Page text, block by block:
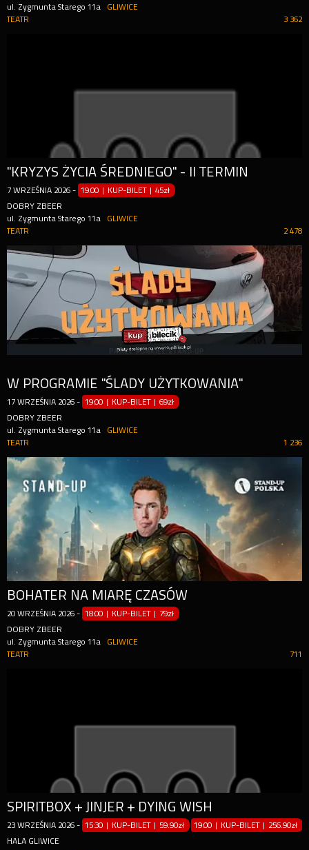
ul. Zygmunta Starego 11a
GLIWICE
3 362
TEATR
"KRYZYS ŻYCIA ŚREDNIEGO" - II TERMIN
7 WRZEŚNIA 2026 - 19:00 | KUP-BILET |45zł
DOBRY ZBEER
ul. Zygmunta Starego 11a
GLIWICE
2 478
TEATR
W PROGRAMIE "ŚLADY UŻYTKOWANIA"
17 WRZEŚNIA 2026 - 19:00 | KUP-BILET |69zł
DOBRY ZBEER
ul. Zygmunta Starego 11a
GLIWICE
1 236
TEATR
BOHATER NA MIARĘ CZASÓW
20 WRZEŚNIA 2026 - 18:00 | KUP-BILET | 79zł
DOBRY ZBEER
ul. Zygmunta Starego 11a
GLIWICE
711
TEATR
SPIRITBOX + JINJER + DYING WISH
23 WRZEŚNIA 2026 - 15:30 | KUP-BILET | 59.90zł 19:00 | KUP-BILET | 256.90zł
HALA GLIWICE